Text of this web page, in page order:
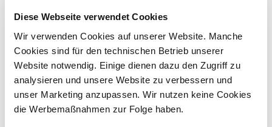
Diese Webseite verwendet Cookies
Wir verwenden Cookies auf unserer Website. Manche
Cookies sind für den technischen Betrieb unserer
Website notwendig. Einige dienen dazu den Zugriff zu
analysieren und unsere Website zu verbessern und
unser Marketing anzupassen. Wir nutzen keine Cookies
die Werbemaßnahmen zur Folge haben.
Der KLAR Bio-Entkalker entfernt auf natürliche Weise
Haushaltsgeräten und Oberflächen. Rein natürliche,
hochwirksame Zitronensäure ist ökologisch und
biologisch vollständig abbaubar. Bei der Anwendung
entstehen keine beißenden Gerüche und die Atemwege
werden geschont. Für Haushaltsgeräte,